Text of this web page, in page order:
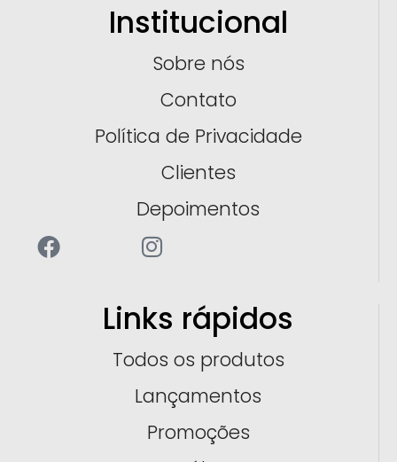
Institucional
Sobre nós
Contato
Política de Privacidade
Clientes
Depoimentos
Links rápidos
Todos os produtos
Lançamentos
Promoções